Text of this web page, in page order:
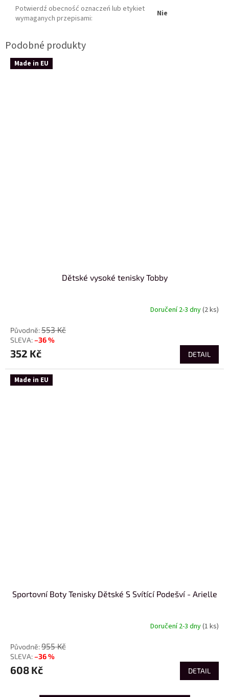
Potwierdź obecność oznaczeń lub etykiet
wymaganych przepisami: Nie
Made in EU
Dětské vysoké tenisky Tobby
Doručení 2-3 dny(2 ks)
553 Kč
–36 %
352 Kč DETAIL
Made in EU
Sportovní Boty Tenisky Dětské S Svítící Podešví - Arielle
Doručení 2-3 dny(1 ks)
955 Kč
–36 %
608 Kč DETAIL